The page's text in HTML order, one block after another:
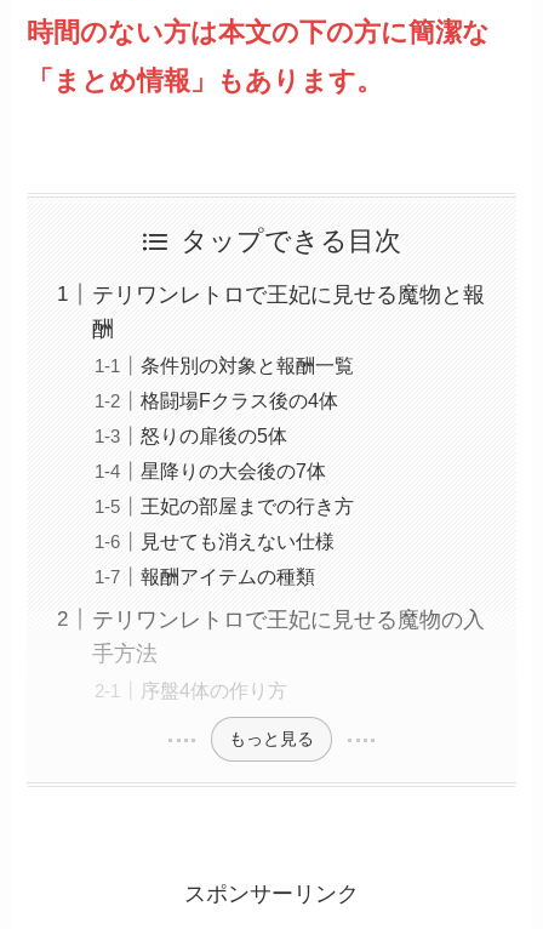
時間のない方は本文の下の方に簡潔な
「まとめ情報」もあります。
タップできる目次
テリワンレトロで王妃に見せる魔物と報
酬
条件別の対象と報酬一覧
格闘場Fクラス後の4体
怒りの扉後の5体
星降りの大会後の7体
王妃の部屋までの行き方
見せても消えない仕様
報酬アイテムの種類
テリワンレトロで王妃に見せる魔物の入
手方法
序盤4体の作り方
もっと見る
スポンサーリンク